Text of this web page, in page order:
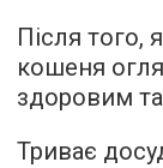
Після того,
кошеня
здоровим
Триває